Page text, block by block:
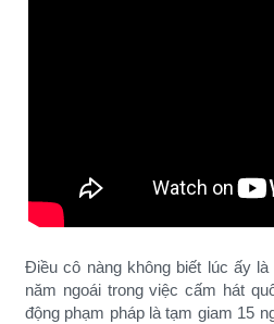
Điều cô nàng không biết lúc ấy
năm ngoái trong việc cấm hát
động phạm pháp là tạm giam 15